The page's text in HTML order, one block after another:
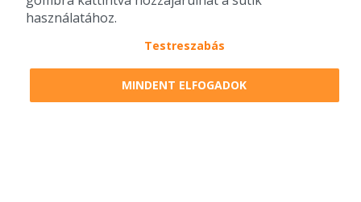
2010-2026 Copyright - Falatozz.hu - Diston-line Kft.
használatához.
Testreszabás
MINDENT ELFOGADOK